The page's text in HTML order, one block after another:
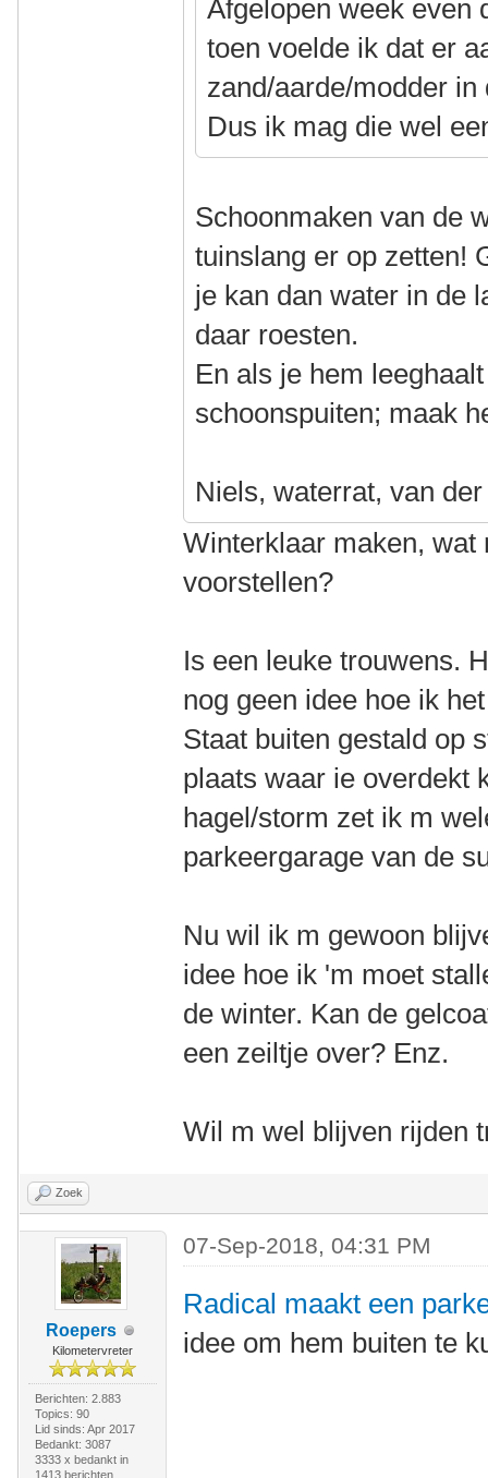
Afgelopen week even
toen voelde ik dat er
zand/aarde/modder
Dus ik mag die wel
Schoonmaken van de
tuinslang er op zetten!
je kan dan water in de
daar roesten.
En als je hem
schoonspuiten; maak
Niels, waterrat, van
Winterklaar maken, wat
voorstellen?
Is een leuke trouwens.
nog geen idee hoe ik
Staat buiten gestald op
plaats waar ie overdekt
hagel/storm zet ik m
parkeergarage van de
Nu wil ik m gewoon
idee hoe ik 'm moet
de winter. Kan de
een zeiltje over? Enz.
Wil m wel blijven rijden
Zoek
Roepers
Kilometervreter
Berichten: 2.883
Topics: 90
Lid sinds: Apr 2017
Bedankt: 3087
3333 x bedankt in
1413 berichten
07-Sep-2018, 04:31 PM
Radical maakt een
idee om hem buiten te